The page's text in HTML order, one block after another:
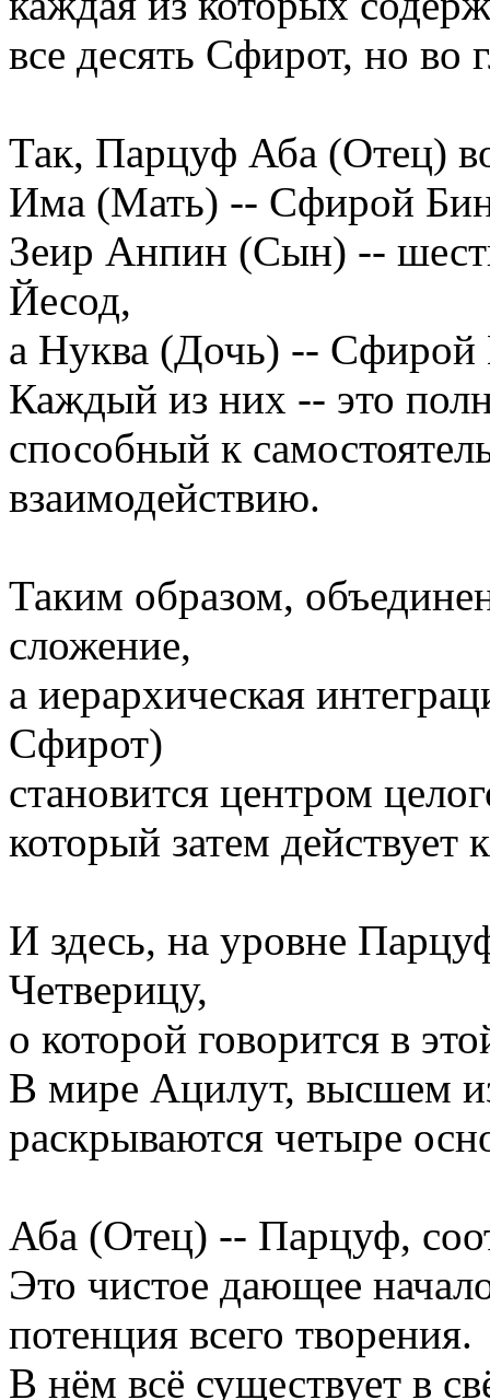
все десять Сфирот, но во
Так, Парцуф Аба (Отец)
Има (Мать) -- Сфирой
Зеир Анпин (Сын) --
Йесод,
а Нуква (Дочь) -- Сфирой
Каждый из них -- это
способный к
взаимодействию.
Таким образом,
сложение,
а иерархическая
Сфирот)
становится центром
который затем действует
И здесь, на уровне
Четверицу,
о которой говорится в
В мире Ацилут, высшем
раскрываются четыре
Аба (Отец) -- Парцуф,
Это чистое дающее
потенция всего творения.
В нём всё существует в